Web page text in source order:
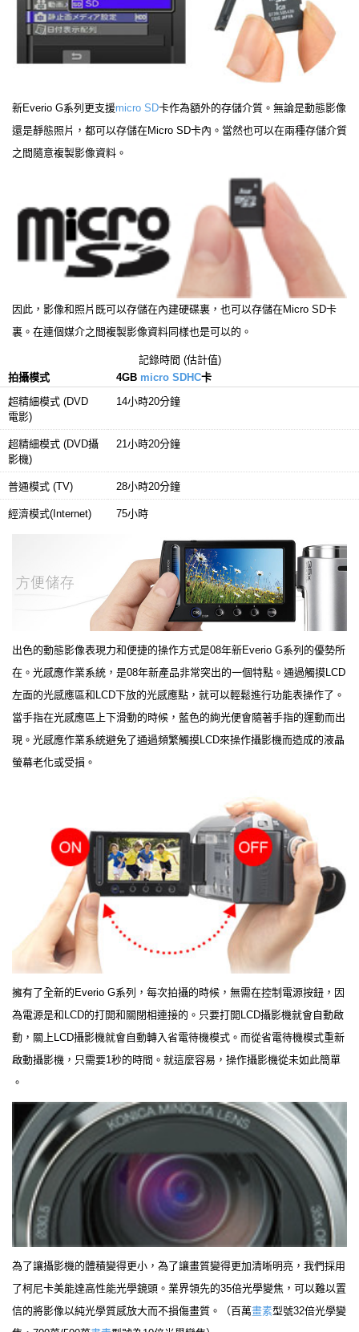
新Everio G系列更支援micro SD卡作為額外的存儲介質。無論是動態影像
還是靜態照片，都可以存儲在Micro SD卡內。當然也可以在兩種存儲介質
之間隨意複製影像資料。
因此，影像和照片既可以存儲在內建硬碟裏，也可以存儲在Micro SD卡
裏。在連個媒介之間複製影像資料同樣也是可以的。
記錄時間 (估計值)
拍攝模式
4GB micro SDHC卡
超精細模式 (DVD
電影)
14小時20分鐘
超精細模式 (DVD攝
影機)
21小時20分鐘
普通模式 (TV) 28小時20分鐘
經濟模式(Internet) 75小時
出色的動態影像表現力和便捷的操作方式是08年新Everio G系列的優勢所
在。光感應作業系統，是08年新產品非常突出的一個特點。通過觸摸LCD
左面的光感應區和LCD下放的光感應點，就可以輕鬆進行功能表操作了。
當手指在光感應區上下滑動的時候，藍色的絢光便會隨著手指的運動而出
現。光感應作業系統避免了通過頻繁觸摸LCD來操作攝影機而造成的液晶
螢幕老化或受損。
擁有了全新的Everio G系列，每次拍攝的時候，無需在控制電源按鈕，因
為電源是和LCD的打開和關閉相連接的。只要打開LCD攝影機就會自動啟
動，關上LCD攝影機就會自動轉入省電待機模式。而從省電待機模式重新
啟動攝影機，只需要1秒的時間。就這麼容易，操作攝影機從未如此簡單
。
為了讓攝影機的體積變得更小，為了讓畫質變得更加清晰明亮，我們採用
了柯尼卡美能達高性能光學鏡頭。業界領先的35倍光學變焦，可以難以置
信的將影像以純光學質感放大而不損傷畫質。（百萬畫素型號32倍光學變